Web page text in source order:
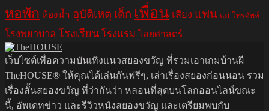
หอพัก ห้องน้ำ อุบัติเหตุ เด็ก เพื่อน เสียง แฟน แม่ โทรศัพท์
โรงพยาบาล โรงเรียน โรงแรม ไสยศาสตร์
เว็บไซต์เพื่อความบันเทิงแนวสยองขวัญ ที่รวมเอาเกมบ้านผี
TheHOUSE® ให้คุณได้เล่นกันฟรีๆ, เล่าเรื่องสยองก่อนนอน รวม
เรื่องสั้นสยองขวัญ ที่ว่ากันว่า หลอนที่สุดบนโลกออนไลน์ขณะ
นี้, อัพเดทข่าว และรีวิวหนังสยองขวัญ และเตรียมพบกับ